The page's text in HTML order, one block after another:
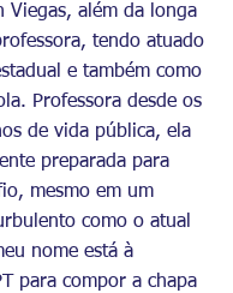
Viegas, além da longa
tendo atuado
e também como
Professora desde os
de vida pública, ela
preparada para
mesmo em um
como o atual
nome está à
para compor a chapa